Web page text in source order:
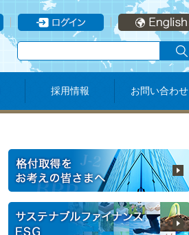
採用情報 お問い合わせ